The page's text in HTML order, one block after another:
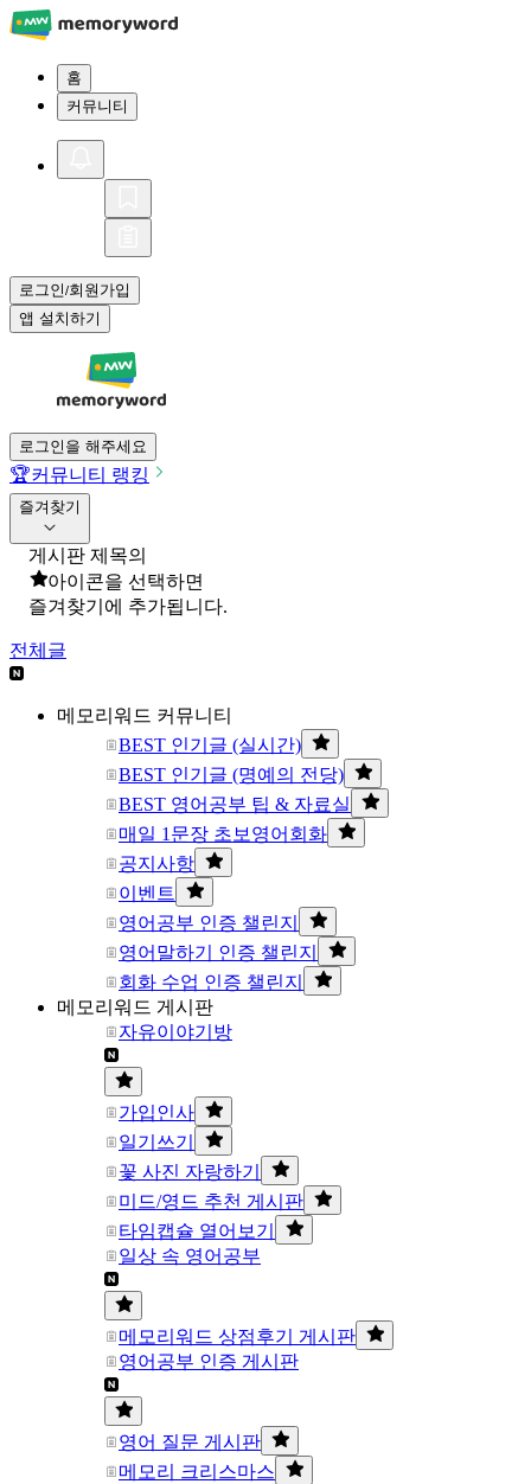
홈
커뮤니티
로그인/회원가입
앱 설치하기
로그인을 해주세요
🏆커뮤니티 랭킹
즐겨찾기
게시판 제목의
아이콘을 선택하면
즐겨찾기에 추가됩니다.
전체글
메모리워드 커뮤니티
BEST 인기글 (실시간)
BEST 인기글 (명예의 전당)
BEST 영어공부 팁 & 자료실
매일 1문장 초보영어회화
공지사항
이벤트
영어공부 인증 챌린지
영어말하기 인증 챌린지
회화 수업 인증 챌린지
메모리워드 게시판
자유이야기방
가입인사
일기쓰기
꽃 사진 자랑하기
미드/영드 추천 게시판
타임캡슐 열어보기
일상 속 영어공부
메모리워드 상점후기 게시판
영어공부 인증 게시판
영어 질문 게시판
메모리 크리스마스